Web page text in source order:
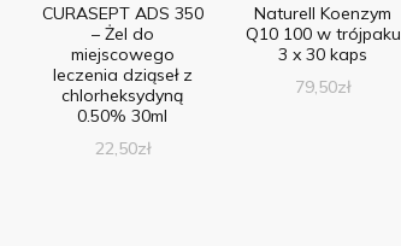
CURASEPT ADS 350
– Żel do
miejscowego
leczenia dziąseł z
chlorheksydyną
0.50% 30ml
22,50zł
Naturell Koenzym
Q10 100 w trójpaku
3 x 30 kaps
79,50zł